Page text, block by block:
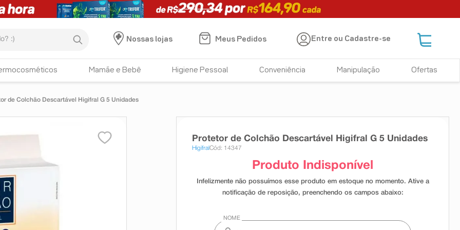
Nossas lojas
Meus Pedidos Entre ou Cadastre-se
Mamãe e Bebê Higiene Pessoal Conveniência Manipulação Ofertas
de Colchão Descartável Higifral G 5 Unidades
Protetor de Colchão Descartável Higifral G 5 Unidades
HigifralCód: 14347